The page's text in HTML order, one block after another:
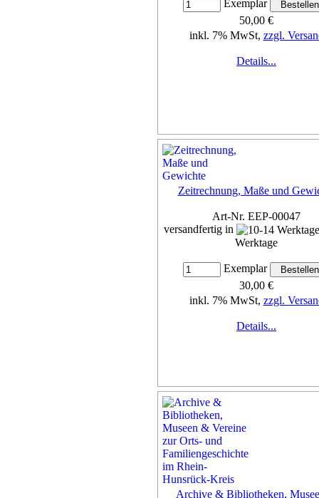
Exemplar
50,00 €
inkl. 7% MwSt, zzgl.
Details...
Zeitrechnung, Maße und
Art-Nr. EEP-00047
versandfertig in
Werktage
Exemplar
30,00 €
inkl. 7% MwSt, zzgl.
Details...
Archive & Bibliotheken,